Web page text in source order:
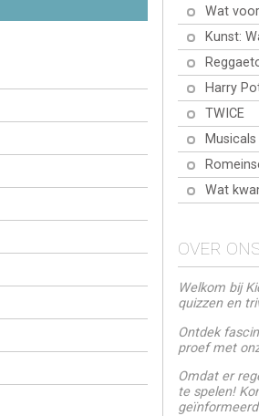
Wat
Kunst:
Harry
TWICE
Musicals
Wat
OVER
Welkom bij
quizzen en
Ontdek
proef met
Omdat er
te spelen!